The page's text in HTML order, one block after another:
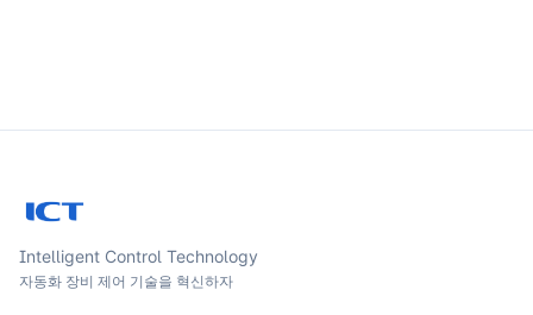
Intelligent Control Technology
자동화 장비 제어 기술을 혁신하자